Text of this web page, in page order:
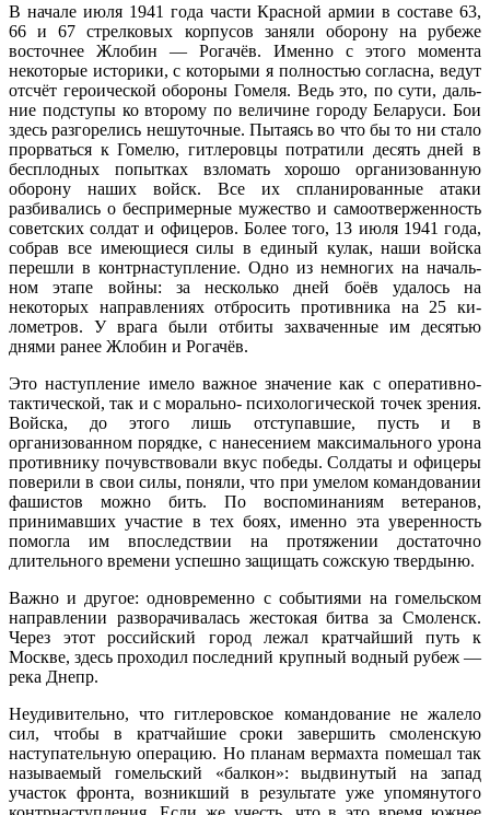
В начале июля 1941 года части Красной армии в составе 63,
66 и 67 стрелковых корпусов заняли оборону на рубеже
восточнее Жлобин — Рога­чёв. Именно с этого момента
некоторые историки, с которыми я полностью со­гласна, ведут
отсчёт героической обо­роны Гомеля. Ведь это, по сути, даль­
ние подступы ко второму по величине городу Беларуси. Бои
здесь разгорелись нешуточные. Пытаясь во что бы то ни стало
прорваться к Гомелю, гитлеров­цы потратили десять дней в
бесплод­ных попытках взломать хорошо орга­низованную
оборону наших войск. Все их спланированные атаки
разбивались о беспримерные мужество и самоотвер­женность
советских солдат и офицеров. Более того, 13 июля 1941 года,
собрав все имеющиеся силы в единый кулак, наши войска
перешли в контрнасту­пление. Одно из немногих на началь­
ном этапе войны: за несколько дней боёв удалось на
некоторых направле­ниях отбросить противника на 25 ки­
лометров. У врага были отбиты захва­ченные им десятью
днями ранее Жло­бин и Рогачёв.
Это наступление имело важное значение как с оперативно-
тактической, так и с морально- психологической точек зрения.
Вой­ска, до этого лишь отступавшие, пусть и в
организованном порядке, с нанесе­нием максимального урона
противни­ку почувствовали вкус победы. Сол­даты и офицеры
поверили в свои си­лы, поняли, что при умелом командо­вании
фашистов можно бить. По вос­поминаниям ветеранов,
принимавших участие в тех боях, именно эта уве­ренность
помогла им впоследствии на протяжении достаточно
длительного времени успешно защищать сожскую твердыню.
Важно и другое: одновременно с событиями на гомельском
направле­нии разворачивалась жестокая битва за Смоленск.
Через этот российский го­род лежал кратчайший путь к
Москве, здесь проходил последний крупный во­дный рубеж —
река Днепр.
Неудивительно, что гитлеровское командование не жалело
сил, чтобы в кратчайшие сроки завершить смолен­скую
наступательную операцию. Но планам вермахта помешал так
назы­ваемый гомельский «балкон»: выдви­нутый на запад
участок фронта, воз­никший в результате уже упомянутого